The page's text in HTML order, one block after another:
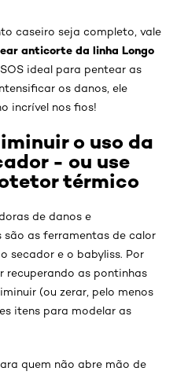
caseiro seja completo, vale
anticorte da linha Longo
ideal para pentear as
os danos, ele
incrível nos fios!
o uso da
- ou use
térmico
de danos e
são as ferramentas de calor
secador e o babyliss. Por
recuperando as pontinhas
(ou zerar, pelo menos
itens para modelar as
quem não abre mão de